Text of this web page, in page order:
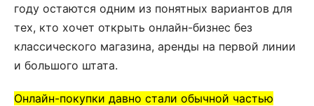
году остаются одним из понятных вариантов для
тех, кто хочет открыть онлайн-бизнес без
классического магазина, аренды на первой линии
и большого штата.
Онлайн-покупки давно стали обычной частью